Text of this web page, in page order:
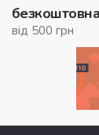
від 500 грн